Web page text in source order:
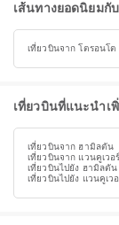
เส้นทางยอดนิยมกั
เที่ยวบินจาก โตรอนโต
เที่ยวบินที่แนะนำเ
เที่ยวบินจาก ฮามิลตัน
เที่ยวบินจาก แวนคูเวอร์
เที่ยวบินไปยัง ฮามิลตัน
เที่ยวบินไปยัง แวนคูเว